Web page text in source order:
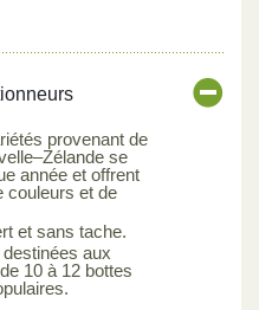
provenant de
se
année et offrent
couleurs et de
et sans tache.
aux
10 à 12 bottes